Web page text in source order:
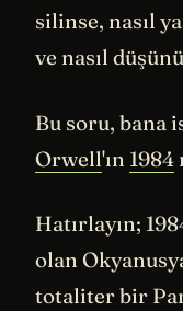
silinse, nasıl
ve nasıl
Bu soru, bana
Orwell'ın 1984
Hatırlayın;
olan
totaliter bir